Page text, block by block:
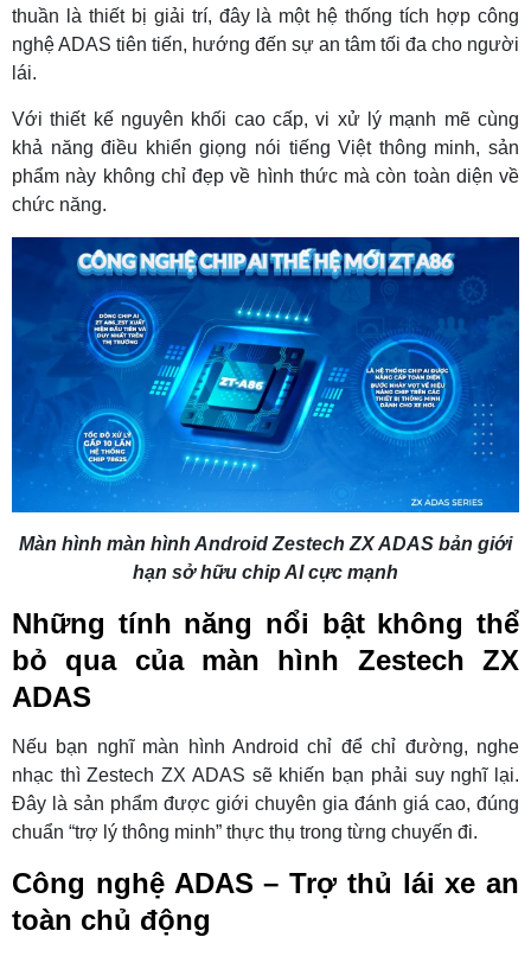
thuần là thiết bị giải trí, đây là một hệ thống tích hợp công
nghệ ADAS tiên tiến, hướng đến sự an tâm tối đa cho người
lái.
Với thiết kế nguyên khối cao cấp, vi xử lý mạnh mẽ cùng
khả năng điều khiển giọng nói tiếng Việt thông minh, sản
phẩm này không chỉ đẹp về hình thức mà còn toàn diện về
chức năng.
Màn hình màn hình Android Zestech ZX ADAS bản giới
hạn sở hữu chip AI cực mạnh
Những tính năng nổi bật không thể
bỏ qua của màn hình Zestech ZX
ADAS
Nếu bạn nghĩ màn hình Android chỉ để chỉ đường, nghe
nhạc thì Zestech ZX ADAS sẽ khiến bạn phải suy nghĩ lại.
Đây là sản phẩm được giới chuyên gia đánh giá cao, đúng
chuẩn “trợ lý thông minh” thực thụ trong từng chuyến đi.
Công nghệ ADAS – Trợ thủ lái xe an
toàn chủ động